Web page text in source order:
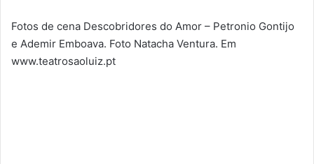
Fotos de cena Descobridores do Amor – Petronio Gontijo
e Ademir Emboava. Foto Natacha Ventura. Em
www.teatrosaoluiz.pt